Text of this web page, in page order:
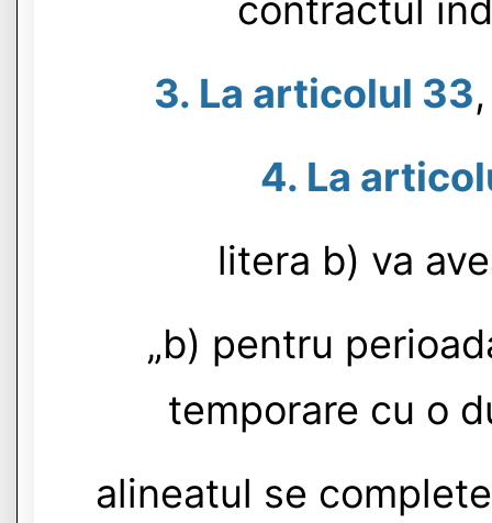
contractul
3. La articolul 33
4. La
litera b) va
„b) pentru
temporare cu o
alineatul se